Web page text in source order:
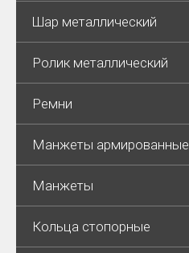
Шар металлический
Ролик металлический
Ремни
Манжеты армированные
Манжеты
Кольца стопорные